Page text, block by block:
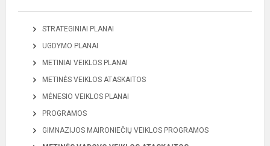
STRATEGINIAI PLANAI
UGDYMO PLANAI
METINIAI VEIKLOS PLANAI
METINĖS VEIKLOS ATASKAITOS
MĖNESIO VEIKLOS PLANAI
PROGRAMOS
GIMNAZIJOS MAIRONIEČIŲ VEIKLOS PROGRAMOS